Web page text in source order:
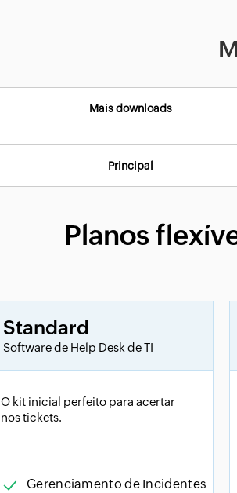
Mais downloads
Principal
Planos
Standard
Software de Help Desk de TI
O kit inicial perfeito para acertar
nos tickets.
Gerenciamento de Incidentes